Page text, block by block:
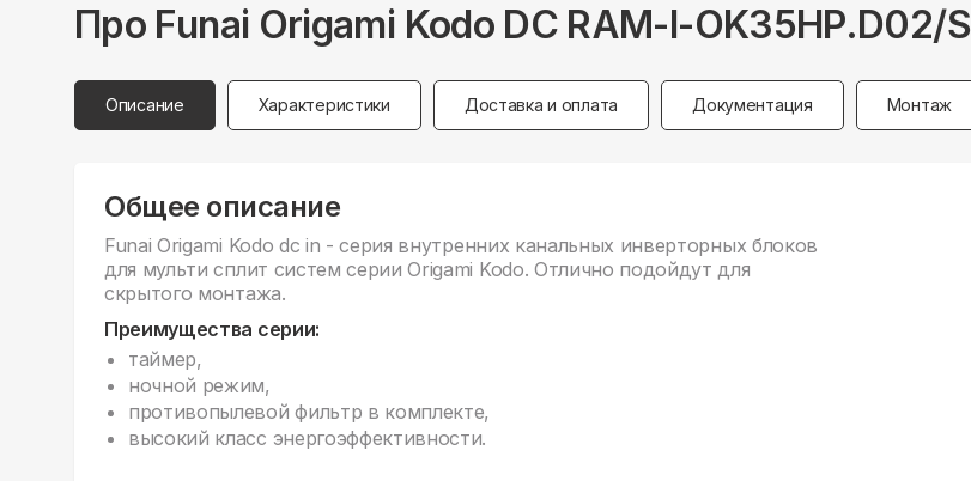
Про Funai Origami Kodo DC RAM-I-OK35HP.D02/S
Описание Характеристики Доставка и оплата Документация Монтаж
Общее описание
Funai Origami Kodo dc in - серия внутренних канальных инверторных блоков
для мульти сплит систем серии Origami Kodo. Отлично подойдут для
скрытого монтажа.
Преимущества серии:
таймер,
ночной режим,
противопылевой фильтр в комплекте,
высокий класс энергоэффективности.